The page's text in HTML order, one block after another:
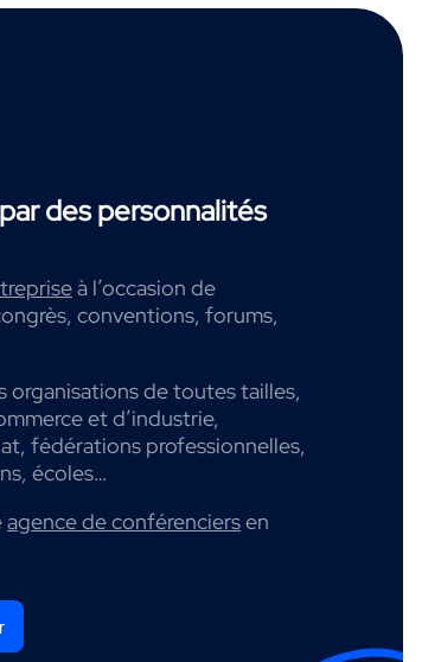
des personnalités
à l’occasion de
conventions, forums,
de toutes tailles,
et d’industrie,
fédérations professionnelles,
écoles…
agence de conférenciersen